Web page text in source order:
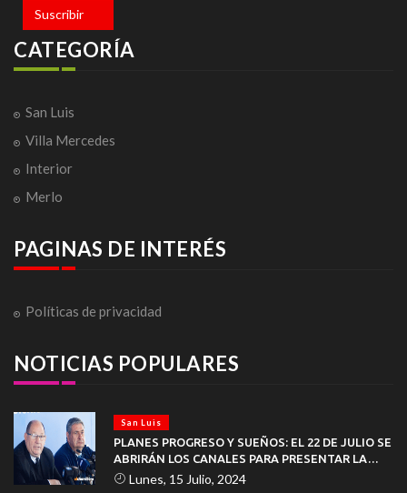
Suscribir
CATEGORÍA
San Luis
Villa Mercedes
Interior
Merlo
PAGINAS DE INTERÉS
Políticas de privacidad
NOTICIAS POPULARES
San Luis
PLANES PROGRESO Y SUEÑOS: EL 22 DE JULIO SE
ABRIRÁN LOS CANALES PARA PRESENTAR LA
DOCUMENTACIÓN
Lunes, 15 Julio, 2024